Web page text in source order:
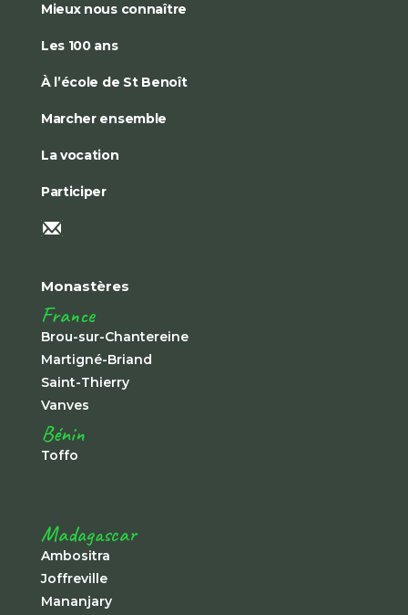
Mieux nous connaître
Les 100 ans
À l’école de St Benoît
Marcher ensemble
La vocation
Participer
Monastères
France
Brou-sur-Chantereine
Martigné-Briand
Saint-Thierry
Vanves
Bénin
Toffo
Madagascar
Ambositra
Joffreville
Mananjary